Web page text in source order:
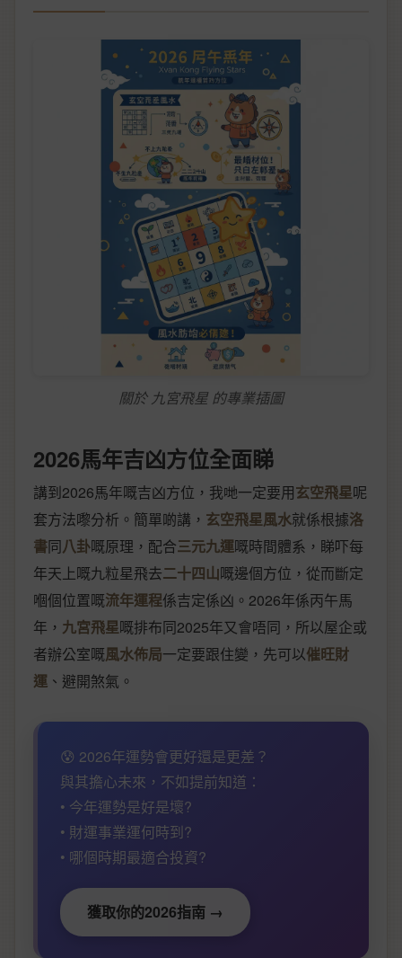
關於 九宮飛星 的專業插圖
2026馬年吉凶方位全面睇
講到2026馬年嘅吉凶方位，我哋一定要用玄空飛星呢
套方法嚟分析。簡單啲講， 玄空飛星風水就係根據洛
書同八卦嘅原理，配合三元九運嘅時間體系，睇吓每
年天上嘅九粒星飛去二十四山嘅邊個方位，從而斷定
嗰個位置嘅流年運程係吉定係凶。2026年係丙午馬
年， 九宮飛星嘅排布同2025年又會唔同，所以屋企或
者辦公室嘅風水佈局一定要跟住變，先可以催旺財
運 、避開煞氣。
😰 2026年運勢會更好還是更差？
與其擔心未來，不如提前知道：
• 今年運勢是好是壞?
• 財運事業運何時到?
• 哪個時期最適合投資?
獲取你的2026指南 →